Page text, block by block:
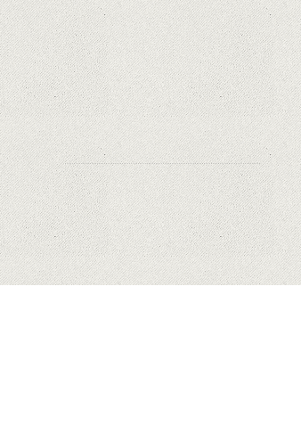
Rețelele sociale au pierdut deja 10
miliarde de dolari din cauza noilor
reguli Apple privind urmărirea
utilizatorilor